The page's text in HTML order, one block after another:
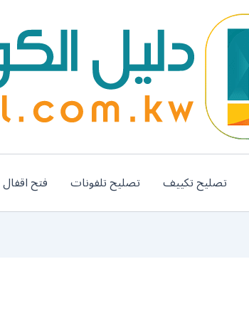
تصليح تكييف تصليح تلفونات فتح اقفال